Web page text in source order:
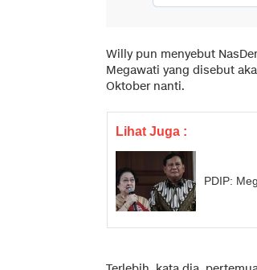
Willy pun menyebut
Megawati yang disebut
Oktober nanti.
Lihat Juga :
PDIP: